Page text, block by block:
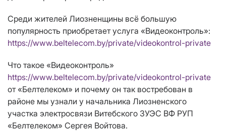
Среди жителей Лиозненщины всё большую
популярность приобретает услуга «Видеоконтроль»:
https://www.beltelecom.by/private/videokontrol-private
Что такое «Видеоконтроль»
https://www.beltelecom.by/private/videokontrol-private
от «Белтелеком» и почему он так востребован в
районе мы узнали у начальника Лиозненского
участка электросвязи Витебского ЗУЭС ВФ РУП
«Белтелеком» Сергея Войтова.